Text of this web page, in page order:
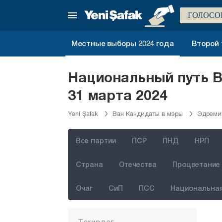
Местные выборы 2024 года Второй
Национальный путь
31 марта 2024
Yeni Şafak Ван Кандидаты в мэры
Все партии ПСР ПНД НРП
Страна Отечества Процветание
Очаг СиП ПСС
Невшехир
Нигде
Орду
Ризе
Сакарья
Самсун
Синоп
Шырнак